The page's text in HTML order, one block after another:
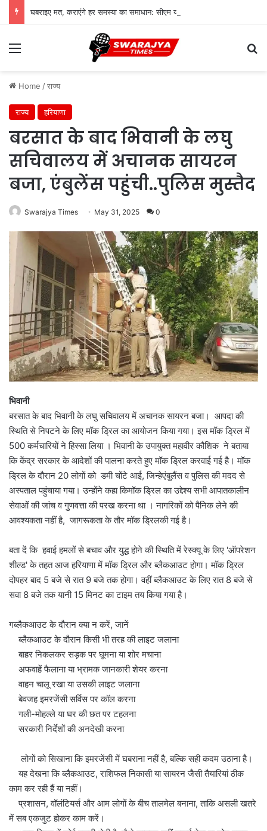
घबराइए मत, कराएंगे हर समस्या का समाधान: सीएम योगी
Menu
Home /राज्य
राज्य हरियाणा
बरसात के बाद भिवानी के लघु
सचिवालय में अचानक सायरन
बजा, एंबुलेंस पहुंची..पुलिस मुस्तैद
Swarajya Times May 31, 2025 0
भिवानी
बरसात के बाद भिवानी के लघु सचिवालय में अचानक सायरन बजा। आपदा की
स्थिति से निपटने के लिए मॉक ड्रिल का आयोजन किया गया। इस मॉक ड्रिल में
500 कर्मचारियों ने हिस्सा लिया । भिवानी के उपायुक्त महावीर कौशिक ने बताया
कि केंद्र सरकार के आदेशों की पालना करते हुए मॉक ड्रिल करवाई गई है। मॉक
ड्रिल के दौरान 20 लोगों को डमी चोंटे आई, जिन्हेएंबुलैंस व पुलिस की मदद से
अस्पताल पहुंचाया गया। उन्होंने कहा किमॉक ड्रिल का उद्देश्य सभी आपातकालीन
सेवाओं की जांच व गुणवत्ता की परख करना था । नागरिकों को पैनिक लेने की
आवश्यकता नहीं है, जागरूकता के तौर मॉक ड्रिलकी गई है।
बता दें कि हवाई हमलों से बचाव और युद्ध होने की स्थिति में रेस्क्यू के लिए 'ऑपरेशन
शील्ड' के तहत आज हरियाणा में मॉक ड्रिल और ब्लैकआउट होगा। मॉक ड्रिल
दोपहर बाद 5 बजे से रात 9 बजे तक होगा। वहीं ब्लैकआउट के लिए रात 8 बजे से
सवा 8 बजे तक यानी 15 मिनट का टाइम तय किया गया है।
गब्लैकआउट के दौरान क्या न करें, जानें
ब्लैकआउट के दौरान किसी भी तरह की लाइट जलाना
बाहर निकलकर सड़क पर घूमना या शोर मचाना
अफवाहें फैलाना या भ्रामक जानकारी शेयर करना
वाहन चालू रखा या उसकी लाइट जलाना
बेवजह इमरजेंसी सर्विस पर कॉल करना
गली-मोहल्ले या घर की छत पर टहलना
सरकारी निर्देशों की अनदेखी करना
लोगों को सिखाना कि इमरजेंसी में घबराना नहीं है, बल्कि सही कदम उठाना है।
यह देखना कि ब्लैकआउट, राशिफल निकासी या सायरन जैसी तैयारियां ठीक
काम कर रही हैं या नहीं।
प्रशासन, वॉलंटियर्स और आम लोगों के बीच तालमेल बनाना, ताकि असली खतरे
में सब एकजुट होकर काम करें।